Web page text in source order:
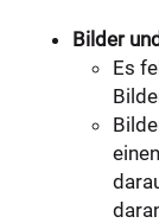
Bilder
Es